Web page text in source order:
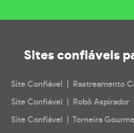
Sites confiáveis
Site Confiável | Rastreamento
Site Confiável | Robô Aspirador
Site Confiável | Torneira